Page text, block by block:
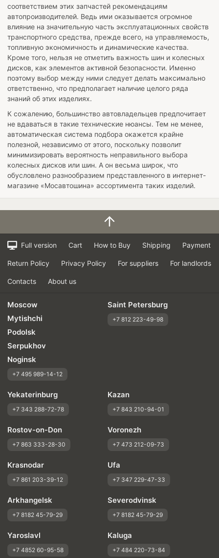
соответствием этих запчастей рекомендациям
автопроизводителей. Ведь ими оказывается огромное
влияние на значительную часть эксплуатационных свойств
транспортного средства, прежде всего, на управляемость,
топливную экономичность и динамические качества.
Кроме того, нельзя не отметить важность шин и колесных
дисков, как элементов активной безопасности. Именно
поэтому выбор между ними следует делать максимально
ответственно, что предполагает наличие целого ряда
знаний об этих изделиях.
К сожалению, большинство автовладельцев предпочитает
не вдаваться в такие технические нюансы. Тем не менее,
автоматическая система подбора окажется крайне
полезной, независимо от этого, поскольку позволит
минимизировать вероятность неправильного выбора
колесных дисков или шин. А он весьма широк, что
обусловлено разнообразием представленного в интернет-
магазине «Мосавтошина» ассортимента таких изделий.
Full version Cart How to Buy Shipping Payment
Return Policy Privacy Policy For suppliers For landlords
Contacts About us
Moscow
Mytishchi
Podolsk
Serpukhov
Noginsk
+7 495 989-14-12
Saint Petersburg
+7 812 223-49-98
Yekaterinburg
+7 343 288-72-78
Kazan
+7 843 210-94-01
Rostov-on-Don
+7 863 333-28-30
Voronezh
+7 473 212-09-73
Krasnodar
+7 861 203-39-12
Ufa
+7 347 229-47-33
Arkhangelsk
+7 8182 45-79-29
Severodvinsk
+7 8182 45-79-29
Yaroslavl
+7 4852 60-95-58
Kaluga
+7 484 220-73-84